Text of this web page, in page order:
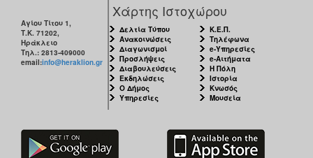
Αγίου Τίτου 1,
Τ.Κ. 71202,
Ηράκλειο
Τηλ.: 2813-409000
email:info@heraklion.gr
Χάρτης Ιστοχώρου
Δελτία Τύπου
Ανακοινώσεις
Διαγωνισμοί
Προσλήψεις
Διαβουλεύσεις
Εκδηλώσεις
Ο Δήμος
Υπηρεσίες
Κ.Ε.Π.
Τηλέφωνα
e-Υπηρεσίες
e-Αιτήματα
Η Πόλη
Ιστορία
Κνωσός
Μουσεία